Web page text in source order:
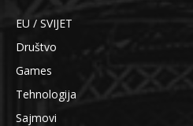
EU / SVIJET
Društvo
Games
Tehnologija
Sajmovi